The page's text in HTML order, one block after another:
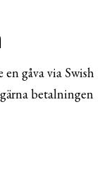
gåva via Swish
betalningen